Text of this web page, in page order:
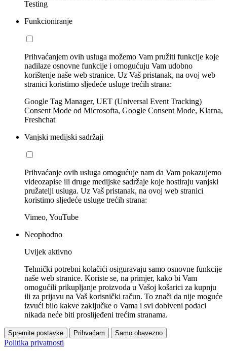
Testing
Funkcioniranje
Prihvaćanjem ovih usluga možemo Vam pružiti funkcije koje
nadilaze osnovne funkcije i omogućuju Vam udobno
korištenje naše web stranice. Uz Vaš pristanak, na ovoj web
stranici koristimo sljedeće usluge trećih strana:
Google Tag Manager, UET (Universal Event Tracking)
Consent Mode od Microsofta, Google Consent Mode, Klarna,
Freshchat
Vanjski medijski sadržaji
Prihvaćanje ovih usluga omogućuje nam da Vam pokazujemo
videozapise ili druge medijske sadržaje koje hostiraju vanjski
pružatelji usluga. Uz Vaš pristanak, na ovoj web stranici
koristimo sljedeće usluge trećih strana:
Vimeo, YouTube
Neophodno
Uvijek aktivno
Tehnički potrebni kolačići osiguravaju samo osnovne funkcije
naše web stranice. Koriste se, na primjer, kako bi Vam
omogućili prikupljanje proizvoda u Vašoj košarici za kupnju
ili za prijavu na Vaš korisnički račun. To znači da nije moguće
izvući bilo kakve zaključke o Vama i svi dobiveni podaci
nikada neće biti proslijeđeni trećim stranama.
Spremite postavke Prihvaćam Samo obavezno
Politika privatnosti